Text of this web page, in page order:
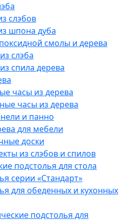
слэбов
шпона дуба
смолы и дерева
слэба
спила дерева
часы из дерева
часы из дерева
и панно
для мебели
доски
из слэбов и спилов
подстолья для стола
серии «Стандарт»
для обеденных и кухонных
подстолья для